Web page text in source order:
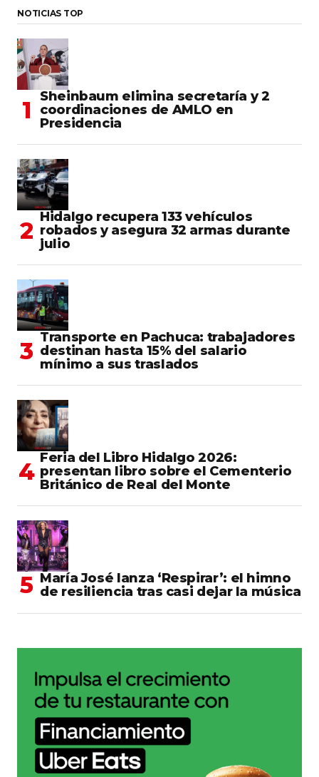
NOTICIAS TOP
Sheinbaum elimina secretaría y 2
coordinaciones de AMLO en
Presidencia
Hidalgo recupera 133 vehículos
robados y asegura 32 armas durante
julio
Transporte en Pachuca: trabajadores
destinan hasta 15% del salario
mínimo a sus traslados
Feria del Libro Hidalgo 2026:
presentan libro sobre el Cementerio
Británico de Real del Monte
María José lanza ‘Respirar’: el himno
de resiliencia tras casi dejar la música